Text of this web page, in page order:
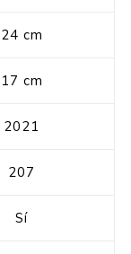
24 cm
17 cm
2021
207
Sí